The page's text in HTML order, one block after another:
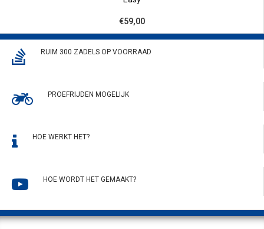
€59,00
RUIM 300 ZADELS OP VOORRAAD
PROEFRIJDEN MOGELIJK
HOE WERKT HET?
HOE WORDT HET GEMAAKT?